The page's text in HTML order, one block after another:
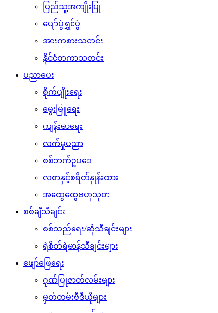
ပြည်သူ့အကျိုးပြု
ပျော်ပွဲရွှင်ပွဲ
အားကစားသတင်း
နိုင်ငံတကာသတင်း
ပညာပေး
စိုက်ပျိုးရေး
မွေးမြူရေး
ကျန်းမာရေး
လက်မှုပညာ
စစ်ဘက်ဥပဒေ
လစာနှင့်စရိတ်နှုန်းထား
အထွေထွေဗဟုသုတ
စစ်ချီသီချင်း
စစ်သည်ရေး/ဆိုသီချင်းများ
ရဲစိတ်ရဲမာန်သီချင်းများ
ဖျော်ဖြေရေး
ဂုဏ်ပြုဇာတ်လမ်းများ
မှတ်တမ်းဗီဒီယိုများ